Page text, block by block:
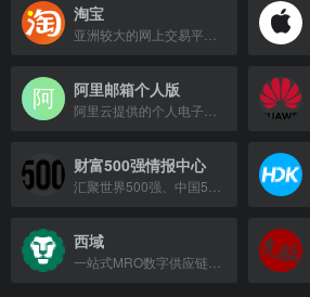
淘宝
阿里邮箱个人版
财富500强情报中心
西域